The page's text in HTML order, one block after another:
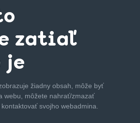
zatiaľ
je
žiadny obsah, môže byť
webu, môžete nahrať/zmazať
svojho webadmina.